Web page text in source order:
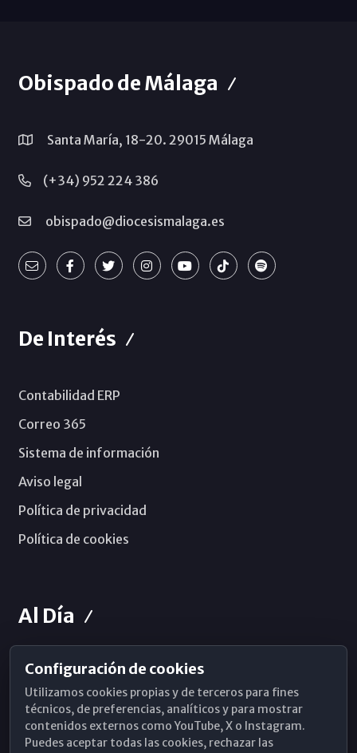
Obispado de Málaga
Santa María, 18-20. 29015 Málaga
(+34) 952 224 386
obispado@diocesismalaga.es
De Interés
Contabilidad ERP
Correo 365
Sistema de información
Aviso legal
Política de privacidad
Política de cookies
Al Día
Horarios de Misa
Hemeroteca
WhatsApp
Configuración de cookies
Utilizamos cookies propias y de terceros para fines
técnicos, de preferencias, analíticos y para mostrar
contenidos externos como YouTube, X o Instagram.
Puedes aceptar todas las cookies, rechazar las